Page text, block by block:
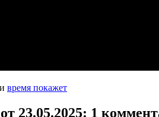
время покажет
23.05.2025: 1